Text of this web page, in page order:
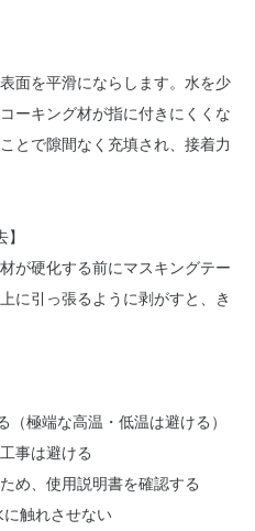
面を平滑にならします。水を少
ーキング材が指に付きにくくな
とで隙間なく充填され、接着力
が硬化する前にマスキングテー
に引っ張るように剥がすと、き
（極端な高温・低温は避ける）
事は避ける
め、使用説明書を確認する
に触れさせない